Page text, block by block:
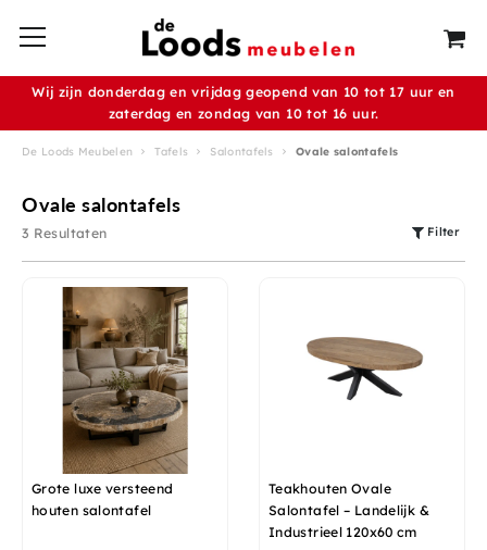
Wij zijn donderdag en vrijdag geopend van 10 tot 17 uur en
zaterdag en zondag van 10 tot 16 uur.
De Loods Meubelen Tafels Salontafels Ovale salontafels
Ovale salontafels
3 Resultaten Filter
Grote luxe versteend
houten salontafel
Teakhouten Ovale
Salontafel – Landelijk &
Industrieel 120x60 cm